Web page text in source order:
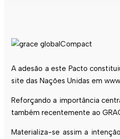
A adesão a este Pacto
site das Nações Unidas em
Reforçando a importância
também recentemente ao
Materializa-se assim a